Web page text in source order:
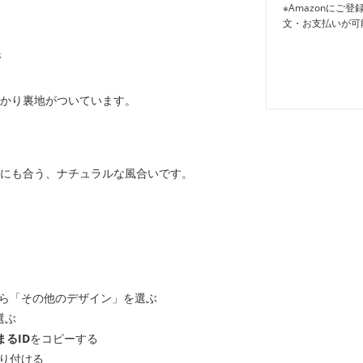
※Amazonにご登
文・お支払いが
り裏地がついています。
も合う、ナチュラルな風合いです。
「その他のデザイン」を選ぶ
ぶ
るIDをコピーする
付ける